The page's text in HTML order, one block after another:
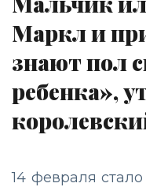
Маркл и
знают пол
ребенка»,
14 февраля